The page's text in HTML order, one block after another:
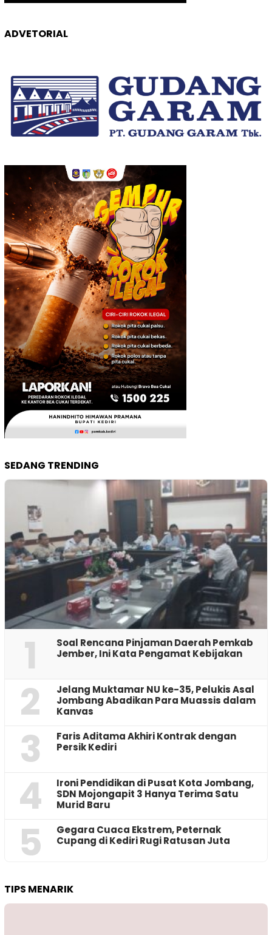
ADVETORIAL
SEDANG TRENDING
1
‎Soal Rencana Pinjaman Daerah Pemkab
Jember, Ini Kata Pengamat Kebijakan ‎
2
Jelang Muktamar NU ke-35, Pelukis Asal
Jombang Abadikan Para Muassis dalam
Kanvas
3
Faris Aditama Akhiri Kontrak dengan
Persik Kediri
4
Ironi Pendidikan di Pusat Kota Jombang,
SDN Mojongapit 3 Hanya Terima Satu
Murid Baru
5
‎Gegara Cuaca Ekstrem, Peternak
Cupang di Kediri Rugi Ratusan Juta
TIPS MENARIK